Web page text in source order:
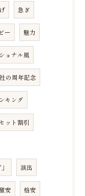
急ぎ
ー 魅力
ョナル風
の周年記念
キング
セット割引
演出
安 格安